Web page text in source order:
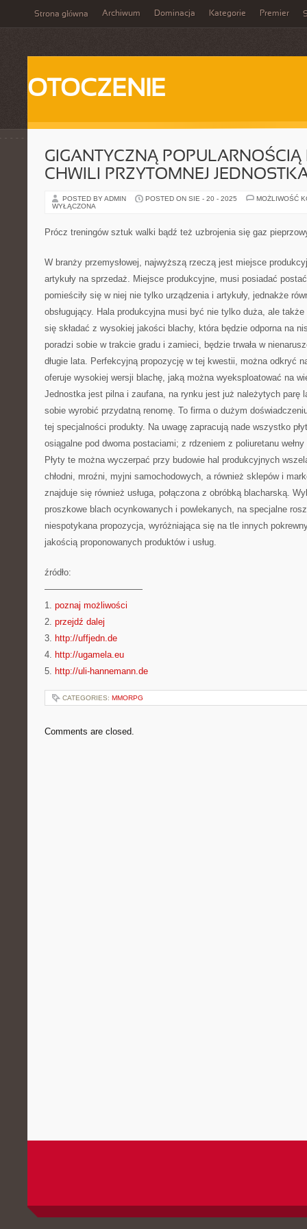
Strona główna Archiwum Dominacja Kategorie Premier
OTOCZENIE
GIGANTYCZNĄ POPULARNOŚCIĄ
CHWILI PRZYTOMNEJ
POSTED BY ADMIN POSTED ON SIE - 20 - 2025
MOŻLIWOŚĆ
WYŁĄCZONA
Prócz treningów sztuk walki bądź też uzbrojenia się gaz
W branży przemysłowej, najwyższą rzeczą jest miejsce
artykuły na sprzedaż. Miejsce produkcyjne, musi posiadać
pomieściły się w niej nie tylko urządzenia i artykuły, jednakże
obsługujący. Hala produkcyjna musi być nie tylko duża, ale
się składać z wysokiej jakości blachy, która będzie odporna na
poradzi sobie w trakcie gradu i zamieci, będzie trwała w
długie lata. Perfekcyjną propozycję w tej kwestii, można odkryć
oferuje wysokiej wersji blachę, jaką można wyeksploatować na
Jednostka jest pilna i zaufana, na rynku jest już należytych parę
sobie wyrobić przydatną renomę. To firma o dużym
tej specjalności produkty. Na uwagę zapracują nade wszystko
osiągalne pod dwoma postaciami; z rdzeniem z poliuretanu
Płyty te można wyczerpać przy budowie hal produkcyjnych
chłodni, mroźni, myjni samochodowych, a również sklepów i
znajduje się również usługa, połączona z obróbką blacharską.
proszkowe blach ocynkowanych i powlekanych, na specjalne
niespotykana propozycja, wyróżniająca się na tle innych
jakością proponowanych produktów i usług.
źródło:
———————————
1. poznaj możliwości
2. przejdź dalej
3. http://uffjedn.de
4. http://ugamela.eu
5. http://uli-hannemann.de
CATEGORIES: MMORPG
Comments are closed.